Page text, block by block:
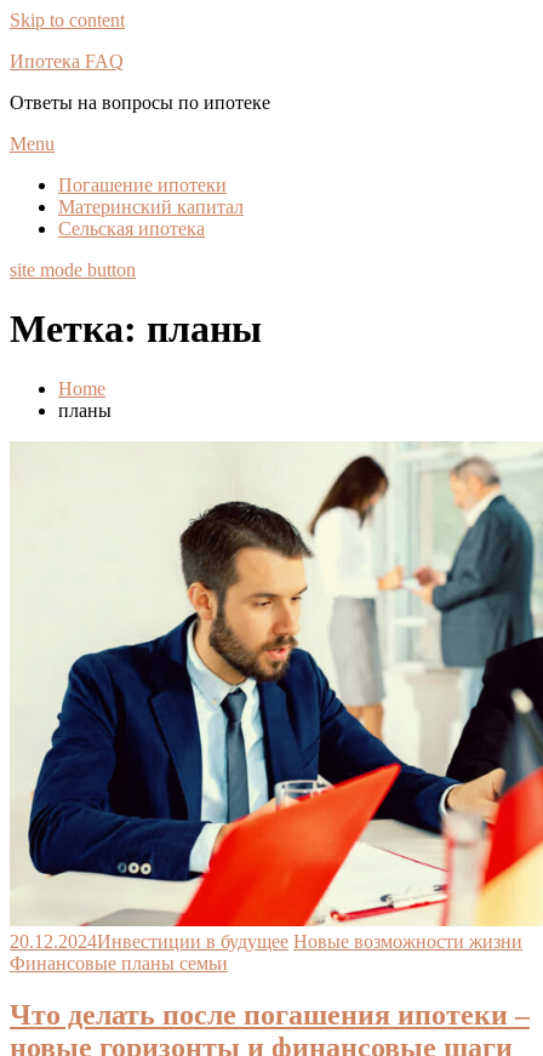
Skip to content
Ипотека FAQ
Ответы на вопросы по ипотеке
Menu
Погашение ипотеки
Материнский капитал
Сельская ипотека
site mode button
Метка: планы
Home
планы
20.12.2024Инвестиции в будущее Новые возможности жизни
Финансовые планы семьи
Что делать после погашения ипотеки –
новые горизонты и финансовые шаги